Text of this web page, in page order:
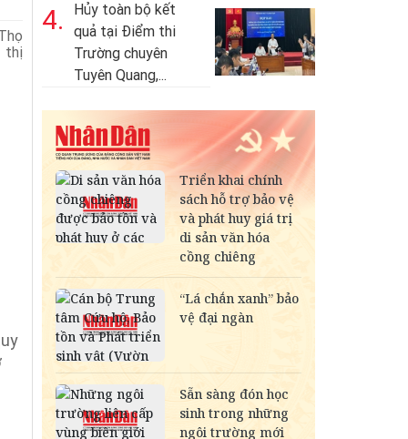
thị
4.
Hủy toàn bộ kết
quả tại Điểm thi
Trường chuyên
Tuyên Quang,...